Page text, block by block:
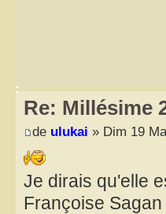
Re: Millésime
de ulukai » Dim 19
Je dirais qu'elle
Françoise Sagan